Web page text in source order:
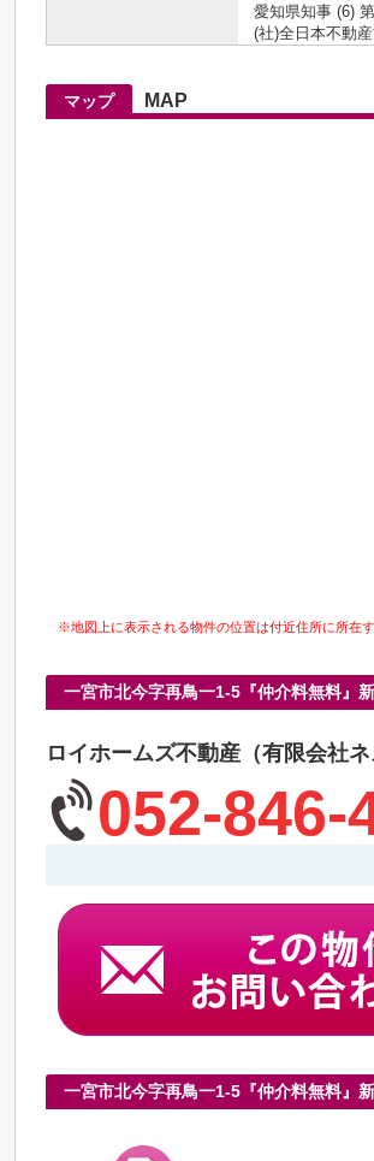
愛知県知事 (6)
(社)全日本不動
マップ MAP
※地図上に表示される物件の位置は付近住所に所在
一宮市北今字再鳥一1-5『仲介料無料』
ロイホームズ不動産（有限会社ネ
052-846-
一宮市北今字再鳥一1-5『仲介料無料』